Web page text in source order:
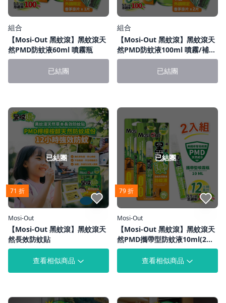
組合
【Mosi-Out 黑蚊滾】黑蚊滾天
然PMD防蚊液60ml 噴霧瓶
已結團
組合
【Mosi-Out 黑蚊滾】黑蚊滾天
然PMD防蚊液100ml 噴霧/補
充-兩用瓶
已結團
71 折
已結團
點我收藏
Mosi-Out
【Mosi-Out 黑蚊滾】黑蚊滾天
然長效防蚊貼
查看相似商品
79 折
已結團
點我收藏
Mosi-Out
【Mosi-Out 黑蚊滾】黑蚊滾天
然PMD攜帶型防蚊液10ml(2入
組)
查看相似商品